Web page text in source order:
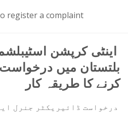
register a complaint
اینٹی کرپشن
بلتستان میں
کرنے کا طریقہ کار
درخواست ڈائیریکٹر جنرل